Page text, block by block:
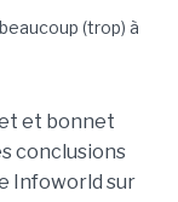
et bonnet
conclusions
Infoworld sur